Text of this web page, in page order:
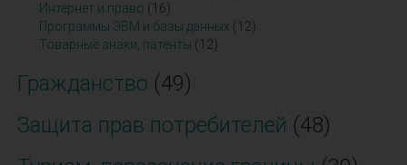
Интернет и право (16)
Программы ЭВМ и базы данных (12)
Товарные знаки, патенты (12)
Гражданство (49)
Защита прав потребителей (48)